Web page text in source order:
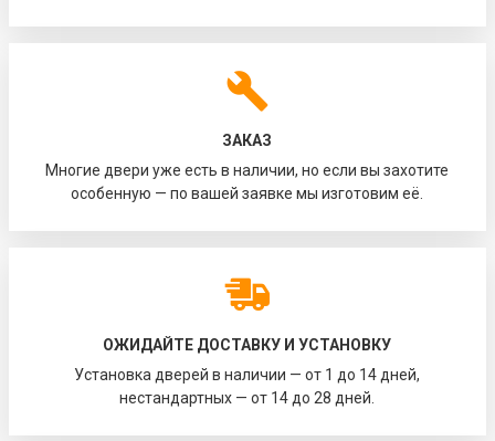
ЗАКАЗ
Многие двери уже есть в наличии, но если вы захотите
особенную — по вашей заявке мы изготовим её.
ОЖИДАЙТЕ ДОСТАВКУ И УСТАНОВКУ
Установка дверей в наличии — от 1 до 14 дней,
нестандартных — от 14 до 28 дней.